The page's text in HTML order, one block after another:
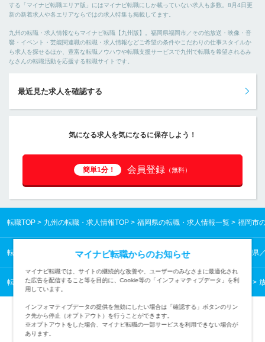
する「マイナビ転職エリア版」にはマイナビ転職にしか載っていない求人も多数。8月4日更
新の新着求人や各エリアならではの求人特集も掲載してます。
九州の転職・求人情報ならマイナビ転職【九州版】。福岡県福岡市／その他放送・映像・音
響・イベント・芸能関連職の転職・求人情報などご希望の条件やこだわりの仕事スタイルか
ら求人を探せるほか、豊富な転職ノウハウや転職支援サービスで九州で転職を希望されるみ
なさんの転職活動を応援する転職サイトです。
最近見た求人を確認する
気になる求人を気になるに保存しよう！
簡単1分！ 会員登録 （無料）
転職TOP 九州の転職・求人情報TOP 福岡県の転職・求人情報一覧 福岡市
転職TOP 九州の転職・求人情報TOP 福岡県の転職・求人情報一覧 福岡県
転職TOP クリエイティブから探す クリエイティブの転職・求人情報一覧
マイナビ転職からのお知らせ
マイナビ転職では、サイトの継続的な改善や、ユーザーのみなさまに最適化され
た広告を配信すること等を目的に、Cookie等の「インフォマティブデータ」を利
用しています。
インフォマティブデータの提供を無効にしたい場合は「確認する」ボタンのリン
ク先から停止（オプトアウト）を行うことができます。
※オプトアウトをした場合、マイナビ転職の一部サービスを利用できない場合が
あります。